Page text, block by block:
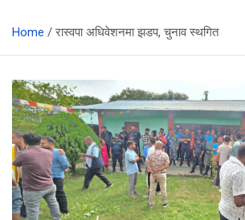
Home रास्वपा अधिवेशनमा झडप, चुनाव स्थगित